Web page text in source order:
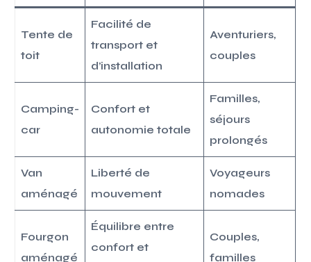
Tente de
toit
Facilité de
transport et
d’installation
Aventuriers,
couples
Camping-
car
Confort et
autonomie totale
Familles,
séjours
prolongés
Van
aménagé
Liberté de
mouvement
Voyageurs
nomades
Fourgon
aménagé
Équilibre entre
confort et
Couples,
familles